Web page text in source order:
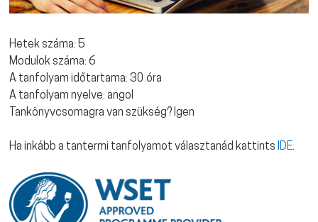
Hetek száma: 5
Modulok száma: 6
A tanfolyam időtartama: 30 óra
A tanfolyam nyelve: angol
Tankönyvcsomagra van szükség? Igen
Ha inkább a tantermi tanfolyamot választanád kattints IDE.